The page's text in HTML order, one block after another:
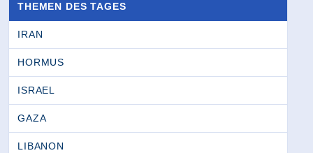
THEMEN DES TAGES
IRAN
HORMUS
ISRAEL
GAZA
LIBANON